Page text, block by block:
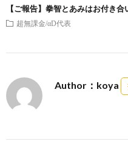
【ご報告】拳智とあみはお付き合
超無課金/αD代表
Author：koya